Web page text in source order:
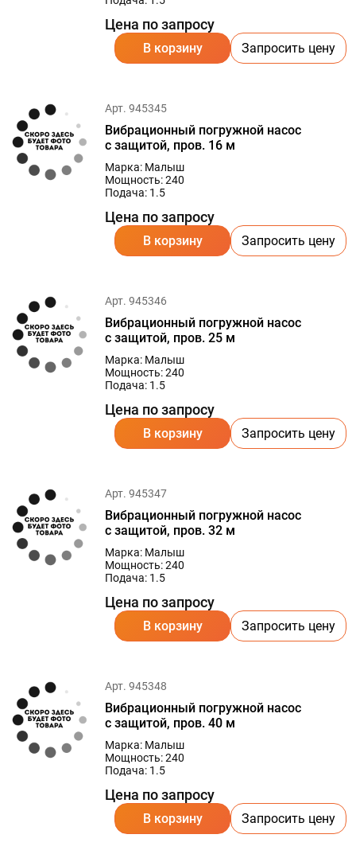
Цена по запросу
В корзину Запросить цену
Арт. 945345
Вибрационный погружной насос
с защитой, пров. 16 м
Марка: Малыш
Мощность: 240
Подача: 1.5
Цена по запросу
В корзину Запросить цену
Арт. 945346
Вибрационный погружной насос
с защитой, пров. 25 м
Марка: Малыш
Мощность: 240
Подача: 1.5
Цена по запросу
В корзину Запросить цену
Арт. 945347
Вибрационный погружной насос
с защитой, пров. 32 м
Марка: Малыш
Мощность: 240
Подача: 1.5
Цена по запросу
В корзину Запросить цену
Арт. 945348
Вибрационный погружной насос
с защитой, пров. 40 м
Марка: Малыш
Мощность: 240
Подача: 1.5
Цена по запросу
В корзину Запросить цену